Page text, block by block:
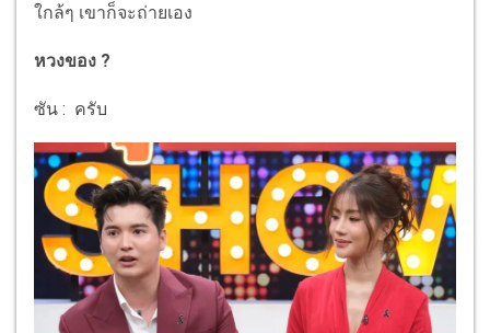
ใกล้ๆ เขาก็จะถ่ายเอง
หวงของ ?
ซัน : ครับ